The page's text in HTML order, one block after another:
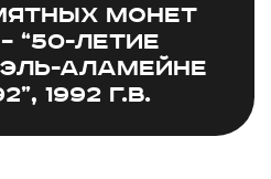
монет
“50-летие
Аламейне
1992 г.в.